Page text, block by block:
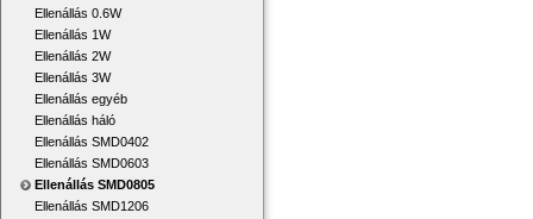
Ellenállás 0.6W
Ellenállás 1W
Ellenállás 2W
Ellenállás 3W
Ellenállás egyéb
Ellenállás háló
Ellenállás SMD0402
Ellenállás SMD0603
Ellenállás SMD0805
Ellenállás SMD1206